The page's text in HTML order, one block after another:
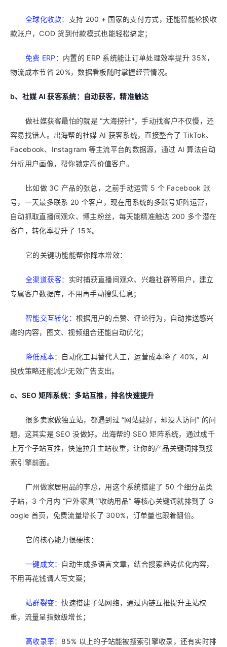
全球化收款： 支持 200 + 国家的支付方式，还能智能轮换收
款账户，COD 货到付款模式也能轻松搞定；
免费 ERP： 内置的 ERP 系统能让订单处理效率提升 35%，
物流成本节省 20%，数据看板随时掌握经营情况。
b、 社媒 AI 获客系统：自动获客，精准触达
做社媒获客最怕的就是 “大海捞针”，手动找客户不仅慢，还
容易找错人。出海帮的社媒 AI 获客系统，直接整合了 TikTok、
Facebook、Instagram 等主流平台的数据源，通过 AI 算法自动
分析用户画像，帮你锁定高价值客户。
比如做 3C 产品的张总，之前手动运营 5 个 Facebook 账
号，一天最多联系 20 个客户，现在用系统的多账号矩阵运营，
自动抓取直播间观众、博主粉丝，每天能精准触达 200 多个潜在
客户，转化率提升了 15%。
它的关键功能能帮你降本增效：
全渠道获客： 实时捕获直播间观众、兴趣社群等用户，建立
专属客户数据库，不用再手动搜集信息；
智能交互转化：根据用户的点赞、评论行为，自动推送感兴
趣的内容，图文、视频组合还能自动优化；
降低成本： 自动化工具替代人工，运营成本降了 40%，AI
投放策略还能减少无效广告支出。
c、 SEO 矩阵系统：多站互推，排名快速提升
很多卖家做独立站，都遇到过 “网站建好，却没人访问” 的问
题，这其实是 SEO 没做好。出海帮的 SEO 矩阵系统，通过成千
上万个子站互推，快速拉升主站权重，让你的产品关键词排到搜
索引擎前面。
广州做家居用品的李总，用这个系统搭建了 50 个细分品类
子站，3 个月内 “户外家具”“收纳用品” 等核心关键词就排到了 G
oogle 首页，免费流量增长了 300%，订单量也跟着翻倍。
它的核心能力很硬核：
一键成文： 自动生成多语言文章，结合搜索趋势优化内容，
不用再花钱请人写文案；
站群裂变：快速搭建子站网络，通过内链互推提升主站权
重，流量呈指数级增长；
高收录率： 85% 以上的子站能被搜索引擎收录，还有实时排